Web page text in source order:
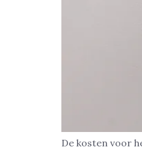
De kosten voor